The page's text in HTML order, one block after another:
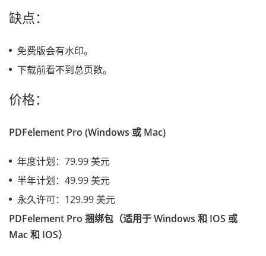
缺点：
免费版会有水印。
下载前看不到总页数。
价格：
PDFelement Pro (Windows 或 Mac)
年度计划：79.99 美元
半年计划：49.99 美元
永久许可：129.99 美元
PDFelement Pro 捆绑包（适用于 Windows 和 IOS 或
Mac 和 IOS）